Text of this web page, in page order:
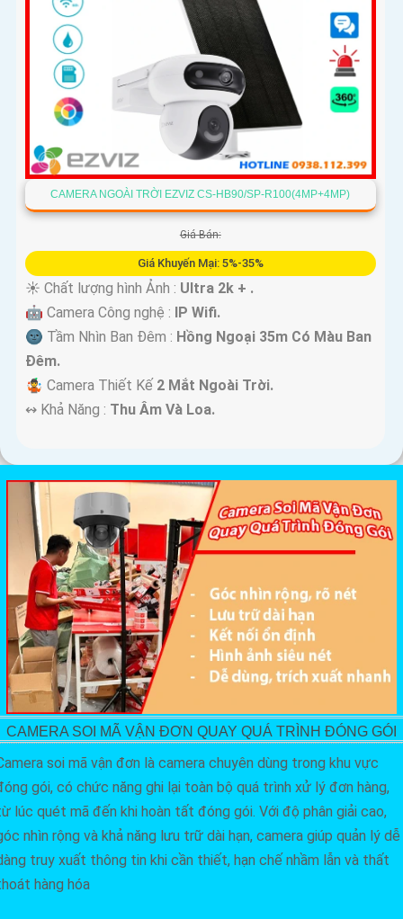
CAMERA NGOÀI TRỜI EZVIZ CS-HB90/SP-R100(4MP+4MP)
Giá Bán:
Giá Khuyến Mại: 5%-35%
☀️ Chất lượng hình Ảnh : Ultra 2k + .
🤖️ Camera Công nghệ : IP Wifi.
🌚 Tầm Nhìn Ban Đêm : Hồng Ngoại 35m Có Màu Ban
Ðêm.
🤹 Camera Thiết Kế 2 Mắt Ngoài Trời.
️↭ Khả Năng : Thu Âm Và Loa.
CAMERA SOI MÃ VẬN ĐƠN QUAY QUÁ TRÌNH ĐÓNG GÓI
soi mã vận đơn là camera chuyên dùng trong khu vực
gói, có chức năng ghi lại toàn bộ quá trình xử lý đơn hàng,
lúc quét mã đến khi hoàn tất đóng gói. Với độ phân giải cao,
nhìn rộng và khả năng lưu trữ dài hạn, camera giúp quản lý dễ
truy xuất thông tin khi cần thiết, hạn chế nhầm lẫn và thất
hàng hóa